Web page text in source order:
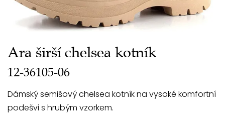
Ara širší chelsea kotník
12-36105-06
Dámský semišový chelsea kotník na vysoké komfortní
podešvi s hrubým vzorkem.